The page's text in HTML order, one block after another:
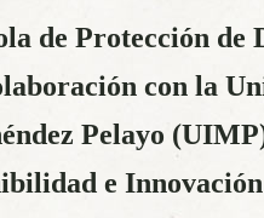
de Protección de
con la
Pelayo
e